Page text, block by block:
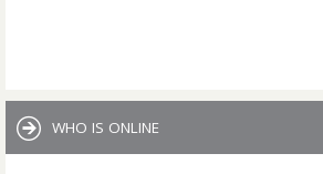
WHO IS ONLINE